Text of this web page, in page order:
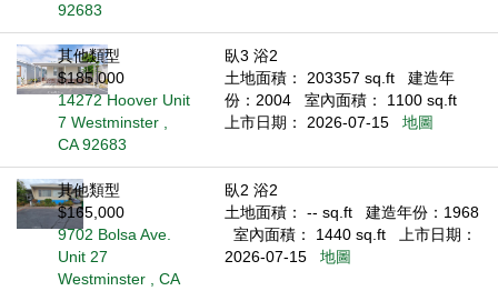
92683
其他類型
$185,000
14272 Hoover Unit
7 Westminster ,
CA 92683
臥3 浴2
土地面積： 203357 sq.ft
建造年
份：2004
室內面積： 1100 sq.ft
上市日期： 2026-07-15
地圖
其他類型
$165,000
9702 Bolsa Ave.
Unit 27
Westminster , CA
臥2 浴2
土地面積： -- sq.ft
建造年份：1968
室內面積： 1440 sq.ft
上市日期：
2026-07-15
地圖